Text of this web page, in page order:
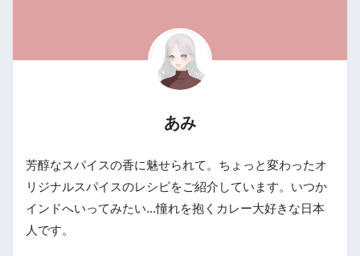
あみ
芳醇なスパイスの香に魅せられて。ちょっと変わったオ
リジナルスパイスのレシピをご紹介しています。いつか
インドへいってみたい...憧れを抱くカレー大好きな日本
人です。